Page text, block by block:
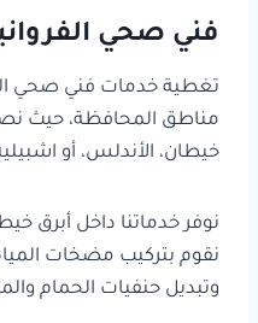
فني صحي
تغطية خدمات فني صحي
مناطق المحافظة، حيث
خيطان، الأندلس، أو
نوفر خدماتنا داخل أبرق
نقوم بتركيب مضخات
وتبديل حنفيات الحمام